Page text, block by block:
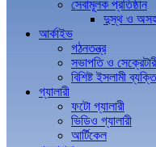
সেবামূলক প্রতিষ্ঠান
দুস্থ ও
আর্কাইভ
গঠনতন্ত্র
সভাপতি ও
বিশিষ্ট ইসলামী
গ্যালারী
ফটো গ্যালারী
ভিডিও গ্যালারী
আর্টিকেল